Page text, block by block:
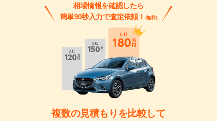
相場情報を確認したら
簡単90秒入力で査定依頼！ (無料)
複数の見積もりを比較して